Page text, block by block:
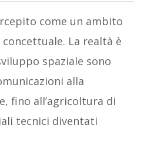
come un ambito
La realtà è
spaziale sono
alla
fino all’agricoltura di
tecnici diventati